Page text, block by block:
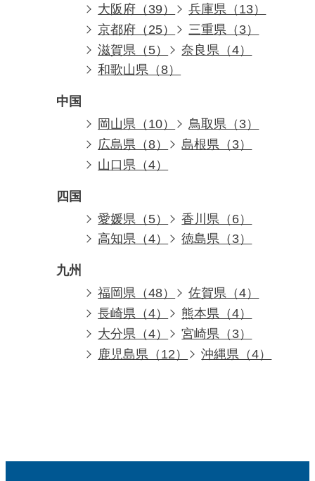
大阪府（39）
兵庫県（13）
京都府（25）
三重県（3）
滋賀県（5）
奈良県（4）
和歌山県（8）
中国
岡山県（10）
鳥取県（3）
広島県（8）
島根県（3）
山口県（4）
四国
愛媛県（5）
香川県（6）
高知県（4）
徳島県（3）
九州
福岡県（48）
佐賀県（4）
長崎県（4）
熊本県（4）
大分県（4）
宮崎県（3）
鹿児島県（12）
沖縄県（4）